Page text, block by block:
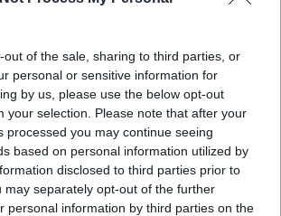
out of the sale, sharing to third parties, or
personal or sensitive information for
by us, please use the below opt-out
your selection. Please note that after your
processed you may continue seeing
based on personal information utilized by
disclosed to third parties prior to
may separately opt-out of the further
personal information by third parties on the
31 grudnia 2021, 11:46
Dni wolne od pracy w 2022 roku.
Kiedy zaplanować urlop, aby
odpocząć? [GOTOWA LISTA]
30 grudnia 2021, 18:16
7 drinków bezalkoholowych na
Sylwestra [PRZEPISY]